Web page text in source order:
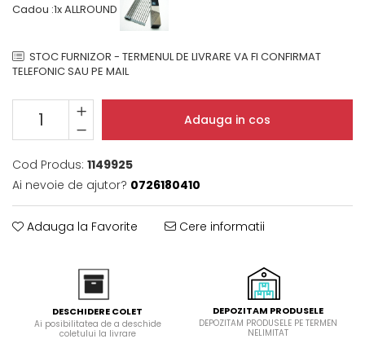
Integrate in tavan
Complet incorporabile
Cadou :1x ALLROUND
STOC FURNIZOR - TERMENUL DE LIVRARE VA FI CONFIRMAT
TELEFONIC SAU PE MAIL
Adauga in cos
Cod Produs: 1149925
Ai nevoie de ajutor? 0726180410
Adauga la Favorite Cere informatii
DESCHIDERE COLET
Ai posibilitatea de a deschide
coletului la livrare
DEPOZITAM PRODUSELE
DEPOZITAM PRODUSELE PE TERMEN
NELIMITAT